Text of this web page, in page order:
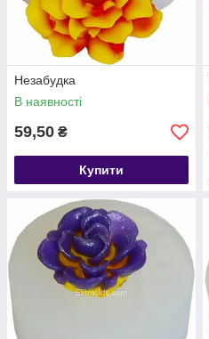
Незабудка
В наявності
59,50 ₴
Купити